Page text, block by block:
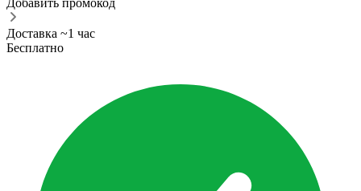
Доставка ~1 час
Бесплатно